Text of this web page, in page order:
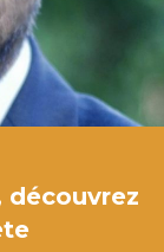
découvrez